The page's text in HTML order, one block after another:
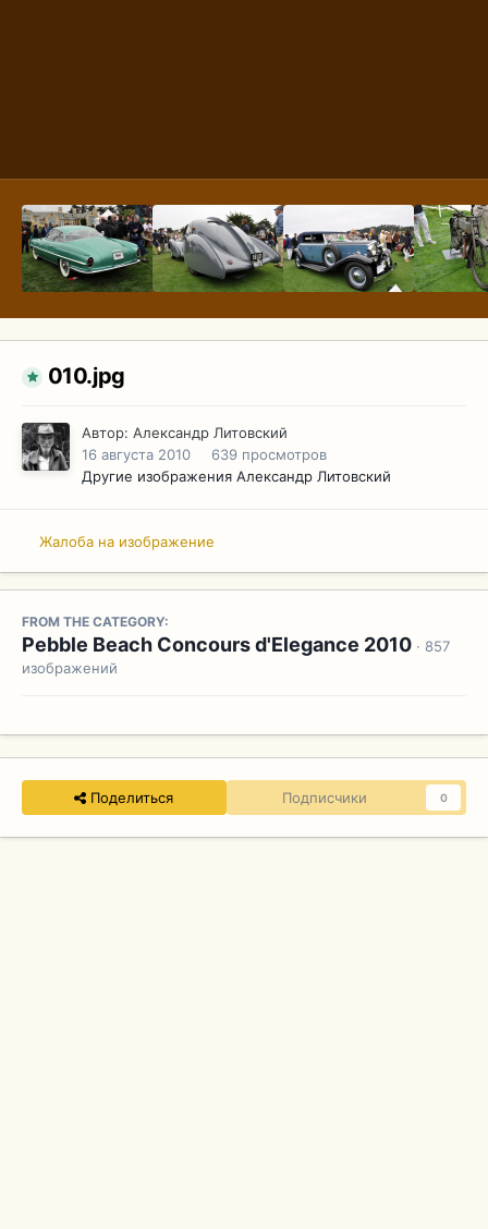
010.jpg
Автор: Александр Литовский
16 августа 2010
639 просмотров
Другие изображения Александр Литовский
Жалоба на изображение
FROM THE CATEGORY:
Pebble Beach Concours d'Elegance 2010 · 857
изображений
Поделиться Подписчики 0